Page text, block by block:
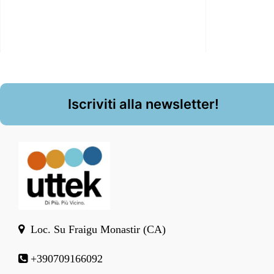
Iscriviti alla newsletter!
Loc. Su Fraigu Monastir (CA)
+390709166092